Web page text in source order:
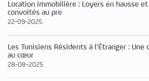
Location immobilière : Loyers en hausse
convoités au pre
22-09-2025
Les Tunisiens Résidents à l’Étranger : Une
au cœur
28-08-2025